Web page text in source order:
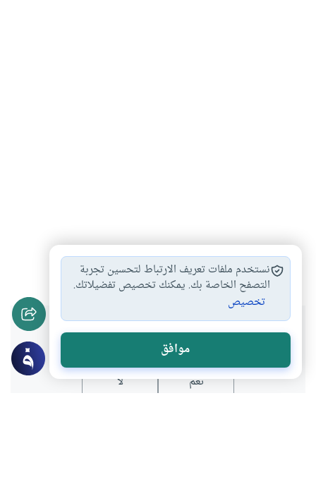
رمضان # العبادة # شهر رمضان
هل انتفعت بهذا المحتوى؟
نعم لا
نستخدم ملفات تعريف الارتباط لتحسين تجربة
التصفح الخاصة بك. يمكنك تخصيص تفضيلاتك.
تخصيص
موافق